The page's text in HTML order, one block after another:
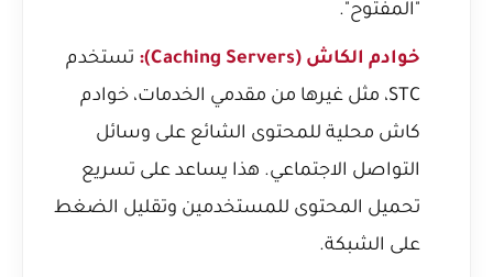
"المفتوح".
خوادم الكاش (Caching Servers):
تستخدم
STC، مثل غيرها من مقدمي الخدمات، خوادم
كاش محلية للمحتوى الشائع على وسائل
التواصل الاجتماعي. هذا يساعد على تسريع
تحميل المحتوى للمستخدمين وتقليل الضغط
على الشبكة.